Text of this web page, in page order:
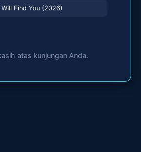
Will Find You (2026)
atas kunjungan Anda.